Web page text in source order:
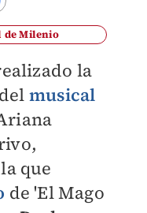
de Milenio
la
musical
que
de 'El Mago